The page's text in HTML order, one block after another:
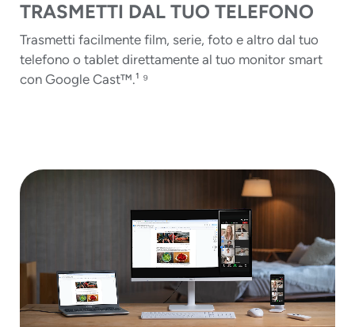
TRASMETTI DAL TUO TELEFONO
Trasmetti facilmente film, serie, foto e altro dal tuo
telefono o tablet direttamente al tuo monitor smart
con Google Cast™.¹ ⁹